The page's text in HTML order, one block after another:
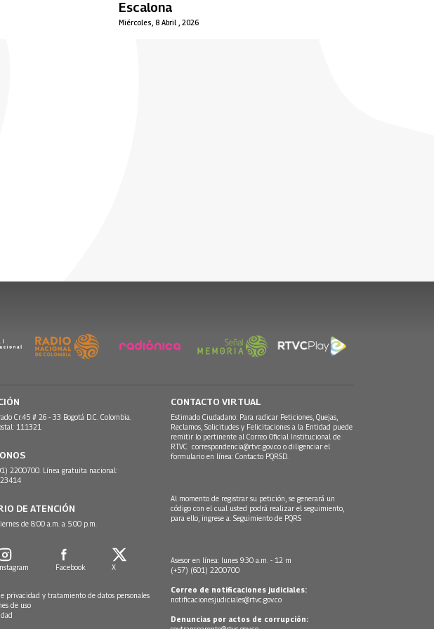
Miércoles, 8 Abril , 2026
Escalona
Cr.45 # 26 - 33 Bogotá D.C. Colombia.
111321
2200700. Línea gratuita nacional:
DE ATENCIÓN
de 8:00 a.m. a 5:00 p.m.
Facebook X
privacidad y tratamiento de datos personales
de uso
CONTACTO VIRTUAL
Estimado Ciudadano: Para radicar Peticiones, Quejas,
Reclamos, Solicitudes y Felicitaciones a la Entidad puede
remitir lo pertinente al Correo Oficial Institucional de
RTVC correspondencia@rtvc.gov.co o diligenciar el
formulario en línea: Contacto PQRSD.
Al momento de registrar su petición, se generará un
código con el cual usted podrá realizar el seguimiento,
para ello, ingrese a: Seguimiento de PQRS
Asesor en línea: lunes 9:30 a.m. - 12 m
(+57) (601) 2200700
Correo de notificaciones judiciales:
notificacionesjudiciales@rtvc.gov.co
Denuncias por actos de corrupción: